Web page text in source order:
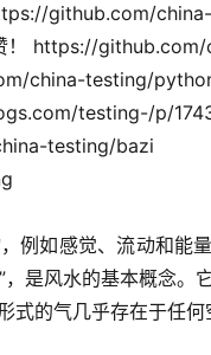
github.com/
！ https://
china-testing/
testing-/p/
testing/bazi
例如感觉、流动和能
，是风水的基本概念
的气几乎存在于任何